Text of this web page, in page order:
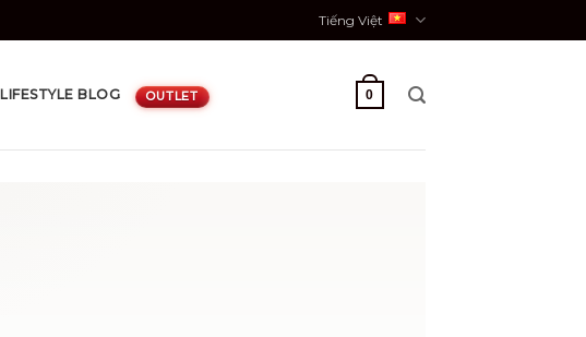
Tiếng Việt
LIFESTYLE BLOG OUTLET 0